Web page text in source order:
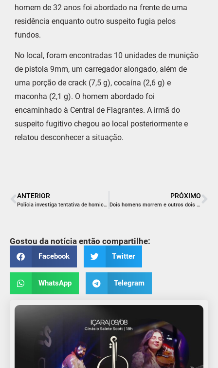
homem de 32 anos foi abordado na frente de uma
residência enquanto outro suspeito fugia pelos
fundos.
No local, foram encontradas 10 unidades de munição
de pistola 9mm, um carregador alongado, além de
uma porção de crack (7,5 g), cocaína (2,6 g) e
maconha (2,1 g). O homem abordado foi
encaminhado à Central de Flagrantes. A irmã do
suspeito fugitivo chegou ao local posteriormente e
relatou desconhecer a situação.
ANTERIOR
Polícia investiga tentativa de homicídio em Nova Veneza
PRÓXIMO
Dois homens morrem e outros dois ficam feridos em confronto com a PM em Araranguá
Gostou da notícia então compartilhe:
Facebook Twitter
WhatsApp Telegram